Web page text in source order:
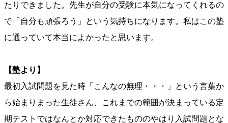
たりできました。先生が自分の受験に本気になってくれるの
で「 自分も頑張ろう」という気持ちになります。 私はこの塾
に通っていて本当によかったと思います。
【塾より】
最初入試問題を見た時「こんなの無理・・・」という言葉か
ら始まりまった生徒さん、これまでの範囲が決まっている定
期テストではなんとか対応できたもののやはり入試問題とな